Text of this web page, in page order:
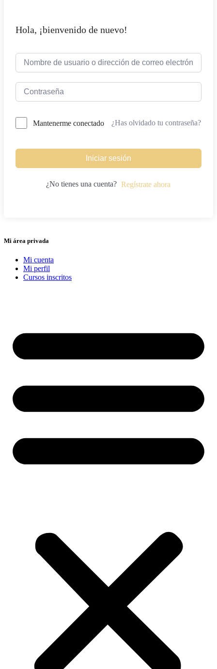
Hola, ¡bienvenido de nuevo!
Mantenerme conectado ¿Has olvidado tu contraseña?
Iniciar sesión
¿No tienes una cuenta? Regístrate ahora
Mi área privada
Mi cuenta
Mi perfil
Cursos inscritos